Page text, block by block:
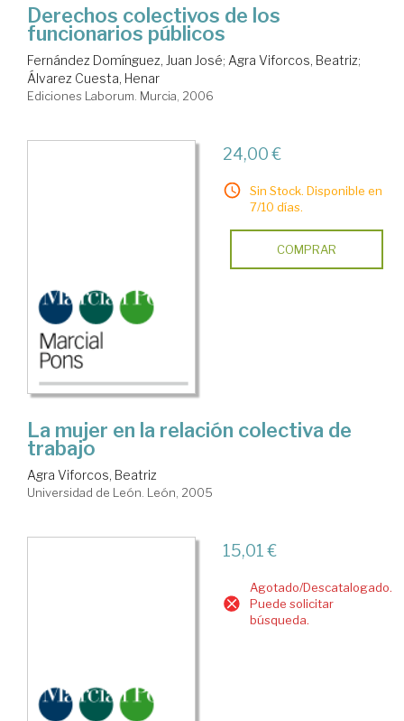
Derechos colectivos de los
funcionarios públicos
Fernández Domínguez, Juan José; Agra Viforcos, Beatriz;
Álvarez Cuesta, Henar
Ediciones Laborum. Murcia, 2006
24,00 €
Sin Stock. Disponible en
7/10 días.
COMPRAR
La mujer en la relación colectiva de
trabajo
Agra Viforcos, Beatriz
Universidad de León. León, 2005
15,01 €
Agotado/Descatalogado.
Puede solicitar
búsqueda.